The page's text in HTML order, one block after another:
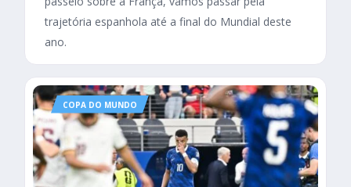
trajetória espanhola até a final do Mundial deste
ano.
COPA DO MUNDO